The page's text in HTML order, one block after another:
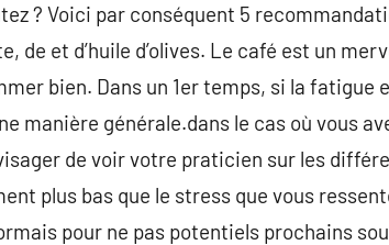
? Voici par conséquent 5
de et d’huile d’olives. Le café est un
bien. Dans un 1er temps, si la fatigue
manière générale.dans le cas où vous
de voir votre praticien sur les
plus bas que le stress que vous
pour ne pas potentiels prochains